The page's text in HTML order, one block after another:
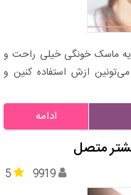
یه ماسک خونگی خیلی راحت و
ازش استفاده کنین و
ادامه
متصل
5 9919